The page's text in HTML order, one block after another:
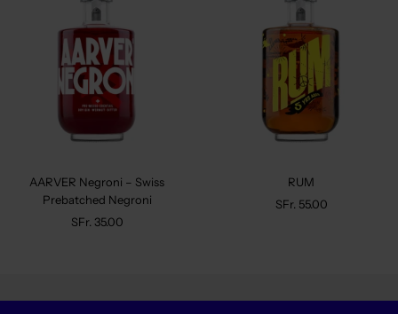
AARVER Negroni – Swiss
Prebatched Negroni
Sale
SFr. 35.00
RUM
Sale
SFr. 55.00